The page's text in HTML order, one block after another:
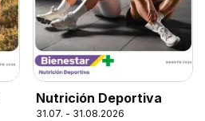
Nutrición Deportiva
31.07. - 31.08.2026